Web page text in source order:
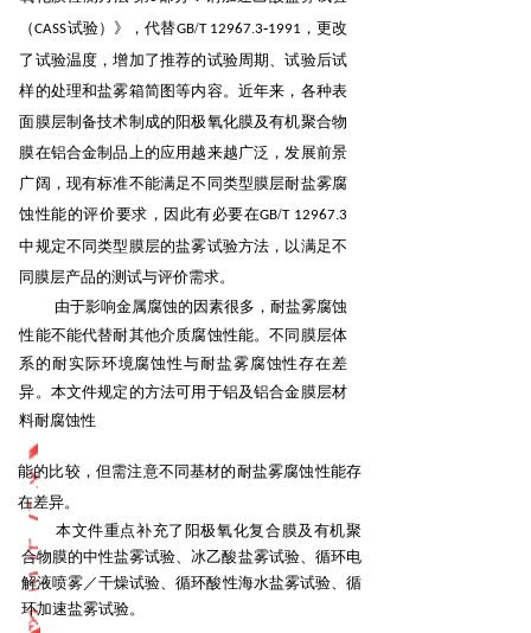
（CASS试验）》，代替GB/T 12967.3-1991 ，更改
了试验温度，增加了推荐的试验周期、试验后试
样的处理和盐雾箱简图等内容。近年来，各种表
面膜层制备技术制成的阳极氧化膜及有机聚合物
膜在铝合金制品上的应用越来越广泛，发展前景
广阔，现有标准不能满足不同类型膜层耐盐雾腐
蚀性能的评价要求，因此有必要在GB/T 12967.3
中规定不同类型膜层的盐雾试验方法，以满足不
同膜层产品的测试与评价需求。
由于影响金属腐蚀的因素很多，耐盐雾腐蚀
性能不能代替耐其他介质腐蚀性能。不同膜层体
系的 耐实际环境腐蚀性与耐盐雾腐蚀性存在差
异。本文件规定的方法可用于铝及铝合金膜层材
料耐腐蚀性
能的比较，但需注意不同基材的耐盐雾腐蚀性能存
在差异。
本文件重点补充了阳极氧化复合膜及有机聚
合物膜的中性盐雾试验、冰乙酸盐雾试验、循环电
解液喷雾／干燥试验、循环酸性海水盐雾试验、循
环加速盐雾试验。